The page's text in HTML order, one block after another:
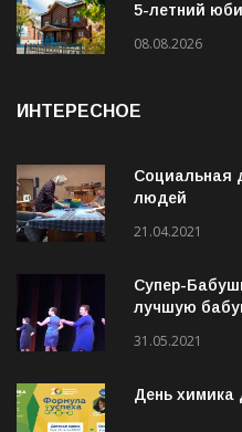
5-летний
08.08.2026
ИНТЕРЕСНОЕ
Социальная
людей
21.04.2021
Супер-
лучшую
31.05.2021
День химика